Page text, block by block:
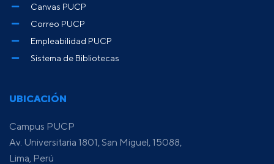
UBICACIÓN
Campus PUCP
Av. Universitaria 1801, San Miguel, 15088,
Lima, Perú
Canvas PUCP
Correo PUCP
Empleabilidad PUCP
Sistema de Bibliotecas